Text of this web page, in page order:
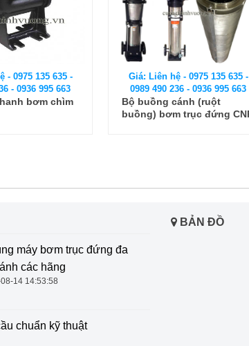
- 0975 135 635 -
- 0936 995 663
(ruột
trục đứng CNP
Giá: Liên hệ - 0975 135 635 -
0989 490 236 - 0936 995 663
Bộ buồng cánh (ruột
buồng) bơm trục đứng
đa tầng cánh các hãng
cánh theo yêu cầu chuẩn
BẢN ĐỒ